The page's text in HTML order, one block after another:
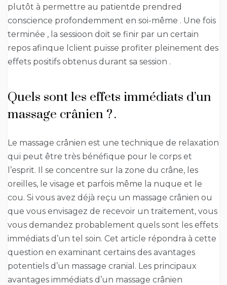
plutôt à permettre au patientde prendred
conscience profondemment en soi-même . Une fois
terminée , la sessioon doit se finir par un certain
repos afinque lclient puisse profiter pleinement des
effets positifs obtenus durant sa session .
Quels sont les effets immédiats d’un
massage crânien ? .
Le massage crânien est une technique de relaxation
qui peut être très bénéfique pour le corps et
l’esprit. Il se concentre sur la zone du crâne, les
oreilles, le visage et parfois même la nuque et le
cou. Si vous avez déjà reçu un massage crânien ou
que vous envisagez de recevoir un traitement, vous
vous demandez probablement quels sont les effets
immédiats d’un tel soin. Cet article répondra à cette
question en examinant certains des avantages
potentiels d’un massage cranial. Les principaux
avantages immédiats d’un massage crânien